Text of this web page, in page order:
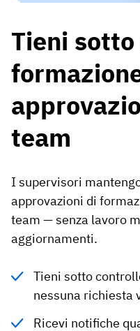
Tieni
team
I supervisori
approvazioni di
team — senza lavoro
aggiornamenti.
Tieni sotto
nessuna richiesta
Ricevi notifiche